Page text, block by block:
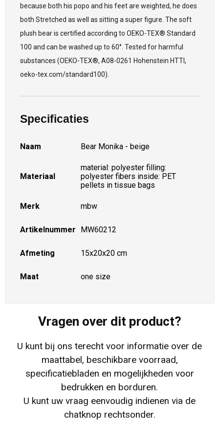
because both his popo and his feet are weighted, he does
both Stretched as well as sitting a super figure. The soft
plush bear is certified according to OEKO-TEX® Standard
100 and can be washed up to 60°. Tested for harmful
substances (OEKO-TEX®, A08-0261 Hohenstein HTTI,
oeko-tex.com/standard100).
Specificaties
Naam Bear Monika - beige
Materiaal
material: polyester filling:
polyester fibers inside: PET
pellets in tissue bags
Merk mbw
Artikelnummer MW60212
Afmeting 15x20x20 cm
Maat one size
Vragen over dit product?
U kunt bij ons terecht voor informatie over de
maattabel, beschikbare voorraad,
specificatiebladen en mogelijkheden voor
bedrukken en borduren.
U kunt uw vraag eenvoudig indienen via de
chatknop rechtsonder.